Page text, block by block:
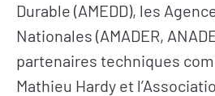
Durable (AMEDD), les
Nationales (AMADER,
partenaires techniques
Mathieu Hardy et